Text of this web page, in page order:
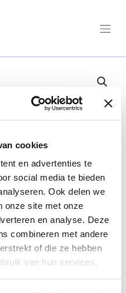
cookies
en advertenties te
social media te bieden
Ook delen we
onze site met onze
en analyse. Deze
combineren met andere
of die ze hebben
van hun services.